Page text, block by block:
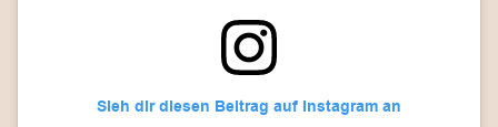
Sieh dir diesen Beitrag auf Instagram an